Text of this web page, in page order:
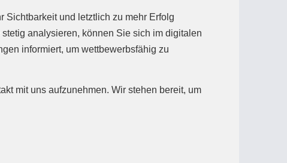
Sichtbarkeit und letztlich zu mehr Erfolg
analysieren, können Sie sich im digitalen
informiert, um wettbewerbsfähig zu
mit uns aufzunehmen. Wir stehen bereit, um